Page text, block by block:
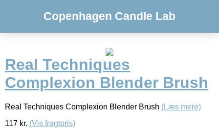
Copenhagen Candle Lab
Real Techniques
Complexion Blender Brush
Real Techniques Complexion Blender Brush (Læs mere)
117 kr. (Vis fragtpris)